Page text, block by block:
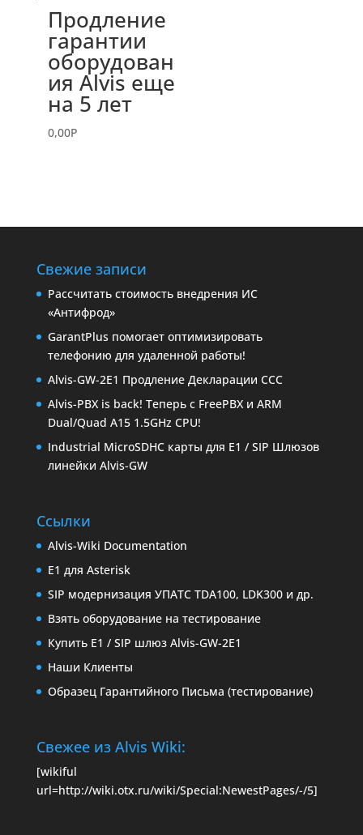
Продление
гарантии
оборудован
ия Alvis еще
на 5 лет
0,00P
Свежие записи
Рассчитать стоимость внедрения ИС
«Антифрод»
GarantPlus помогает оптимизировать
телефонию для удаленной работы!
Alvis-GW-2E1 Продление Декларации ССС
Alvis-PBX is back! Теперь с FreePBX и ARM
Dual/Quad A15 1.5GHz CPU!
Industrial MicroSDHC карты для E1 / SIP Шлюзов
линейки Alvis-GW
Ссылки
Alvis-Wiki Documentation
E1 для Asterisk
SIP модернизация УПАТС TDA100, LDK300 и др.
Взять оборудование на тестирование
Купить E1 / SIP шлюз Alvis-GW-2E1
Наши Клиенты
Образец Гарантийного Письма (тестирование)
Свежее из Alvis Wiki:
[wikiful
url=http://wiki.otx.ru/wiki/Special:NewestPages/-/5]